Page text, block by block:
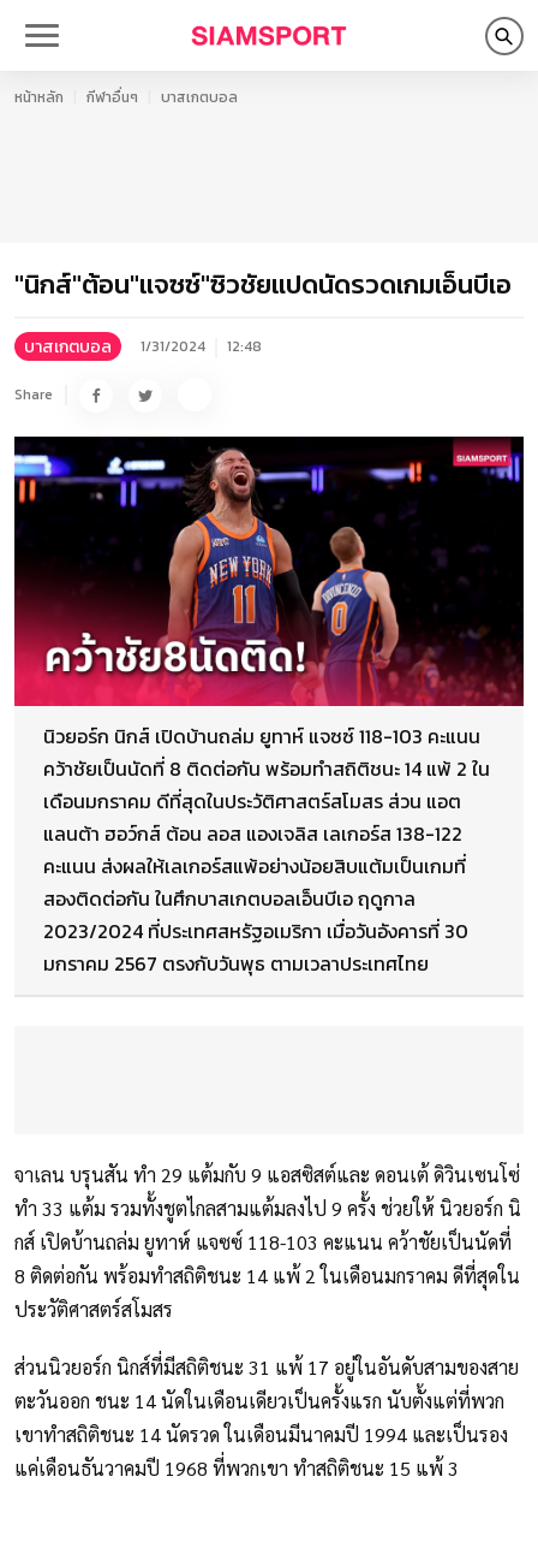
หน้าหลัก กีฬาอื่นๆ บาสเกตบอล
"นิกส์"ต้อน"แจซซ์"ซิวชัยแปดนัดรวดเกมเอ็นบีเอ
บาสเกตบอล 1/31/2024 12:48
Share
นิวยอร์ก นิกส์ เปิดบ้านถล่ม ยูทาห์ แจซซ์ 118-103 คะแนน
คว้าชัยเป็นนัดที่ 8 ติดต่อกัน พร้อมทำสถิติชนะ 14 แพ้ 2 ใน
เดือนมกราคม ดีที่สุดในประวัติศาสตร์สโมสร ส่วน แอต
แลนต้า ฮอว์กส์ ต้อน ลอส แองเจลิส เลเกอร์ส 138-122
คะแนน ส่งผลให้เลเกอร์สแพ้อย่างน้อยสิบแต้มเป็นเกมที่
สองติดต่อกัน ในศึกบาสเกตบอลเอ็นบีเอ ฤดูกาล
2023/2024 ที่ประเทศสหรัฐอเมริกา เมื่อวันอังคารที่ 30
มกราคม 2567 ตรงกับวันพุธ ตามเวลาประเทศไทย
จาเลน บรุนสัน ทำ 29 แต้มกับ 9 แอสซิสต์และ ดอนเต้ ดิวินเซนโซ่
ทำ 33 แต้ม รวมทั้งชูตไกลสามแต้มลงไป 9 ครั้ง ช่วยให้ นิวยอร์ก นิ
กส์ เปิดบ้านถล่ม ยูทาห์ แจซซ์ 118-103 คะแนน คว้าชัยเป็นนัดที่
8 ติดต่อกัน พร้อมทำสถิติชนะ 14 แพ้ 2 ในเดือนมกราคม ดีที่สุดใน
ประวัติศาสตร์สโมสร
ส่วนนิวยอร์ก นิกส์ที่มีสถิติชนะ 31 แพ้ 17 อยู่ในอันดับสามของสาย
ตะวันออก ชนะ 14 นัดในเดือนเดียวเป็นครั้งแรก นับตั้งแต่ที่พวก
เขาทำสถิติชนะ 14 นัดรวด ในเดือนมีนาคมปี 1994 และเป็นรอง
แค่เดือนธันวาคมปี 1968 ที่พวกเขา ทำสถิติชนะ 15 แพ้ 3